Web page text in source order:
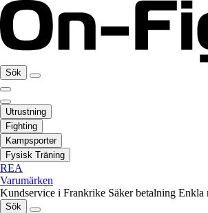
Sök
Utrustning
Fighting
Kampsporter
Fysisk Träning
REA
Varumärken
Kundservice i Frankrike Säker betalning Enkla
Sök